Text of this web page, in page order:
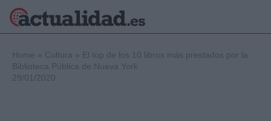
Home » Cultura » El top de los 10 libros más prestados por la
Biblioteca Pública de Nueva York
29/01/2020